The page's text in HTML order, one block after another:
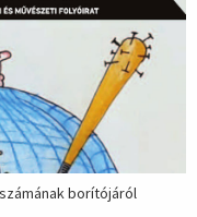
borítójáról